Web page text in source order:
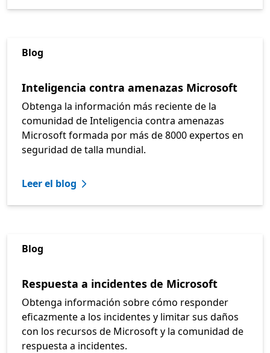
Blog
Inteligencia contra amenazas Microsoft
Obtenga la información más reciente de la
comunidad de Inteligencia contra amenazas
Microsoft formada por más de 8000 expertos en
seguridad de talla mundial.
Leer el blog
Blog
Respuesta a incidentes de Microsoft
Obtenga información sobre cómo responder
eficazmente a los incidentes y limitar sus daños
con los recursos de Microsoft y la comunidad de
respuesta a incidentes.